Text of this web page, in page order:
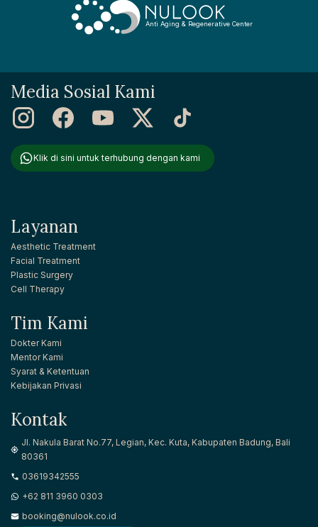
Anti Aging & Regenerative Center
Media Sosial Kami
Klik di sini untuk terhubung dengan kami
Layanan
Aesthetic Treatment
Facial Treatment
Plastic Surgery
Cell Therapy
Tim Kami
Dokter Kami
Mentor Kami
Syarat & Ketentuan
Kebijakan Privasi
Kontak
Jl. Nakula Barat No.77, Legian, Kec. Kuta, Kabupaten Badung, Bali
80361
03619342555
+62 811 3960 0303
booking@nulook.co.id